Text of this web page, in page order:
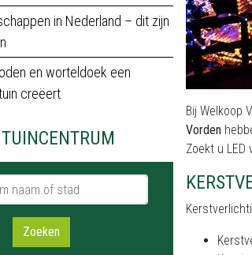
in Nederland – dit zijn
en worteldoek een
creëert
of stad
Zoeken
Bij Welkoop
Vorden
Zoekt u